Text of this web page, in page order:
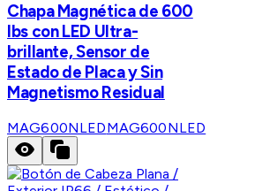
Chapa Magnética de 600
lbs con LED Ultra-
brillante, Sensor de
Estado de Placa y Sin
Magnetismo Residual
MAG600NLEDMAG600NLED